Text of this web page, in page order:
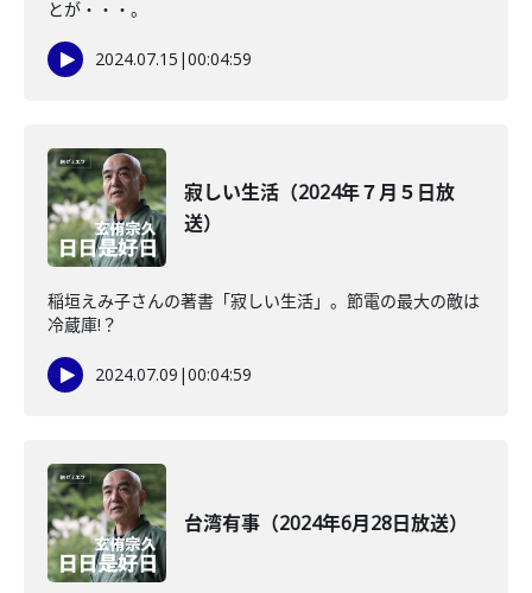
とが・・・。
2024.07.15 |00:04:59
寂しい生活（2024年７月５日放
送）
稲垣えみ子さんの著書「寂しい生活」。節電の最大の敵は
冷蔵庫!？
2024.07.09 |00:04:59
台湾有事（2024年6月28日放送）